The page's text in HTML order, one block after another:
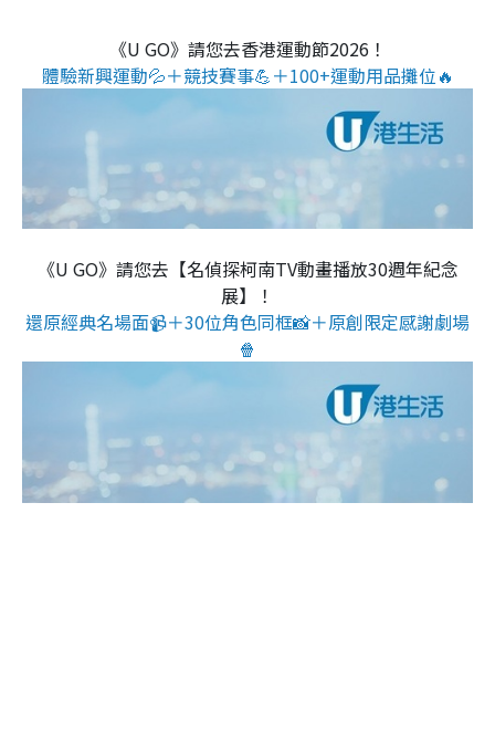
《U GO》請您去香港運動節2026！
體驗新興運動💦＋競技賽事💪＋100+運動用品攤位🔥
《U GO》請您去【名偵探柯南TV動畫播放30週年紀念
展】！
還原經典名場面📹＋30位角色同框📸＋原創限定感謝劇場
🍿